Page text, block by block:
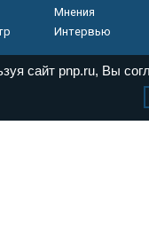
Мнения
Интервью
и
сайт pnp.ru, Вы